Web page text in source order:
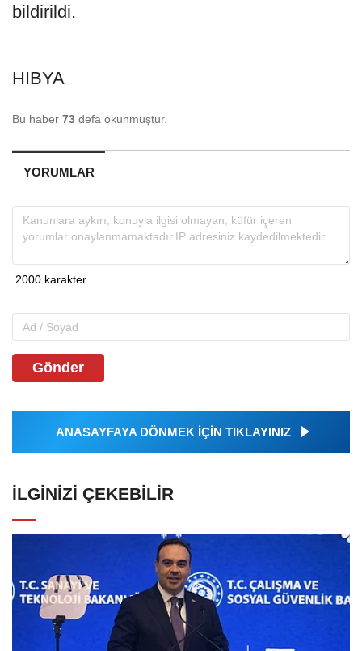
bildirildi.
HIBYA
Bu haber 73 defa okunmuştur.
YORUMLAR
Gönder
ANASAYFAYA DÖNMEK İÇİN TIKLAYINIZ
İLGINIZI ÇEKEBILIR